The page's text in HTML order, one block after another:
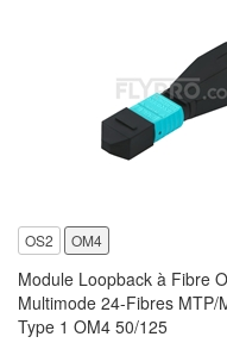
OS2 OM4
Module Loopback à Fibre
Multimode 24-Fibres MTP/
Type 1 OM4 50/125